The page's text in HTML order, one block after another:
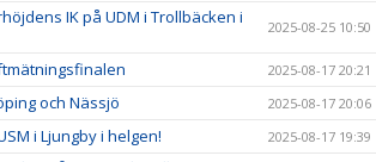
IK på UDM i Trollbäcken i
2025-08-25 10:50
2025-08-17 20:21
och Nässjö 2025-08-17 20:06
i Ljungby i helgen! 2025-08-17 19:39